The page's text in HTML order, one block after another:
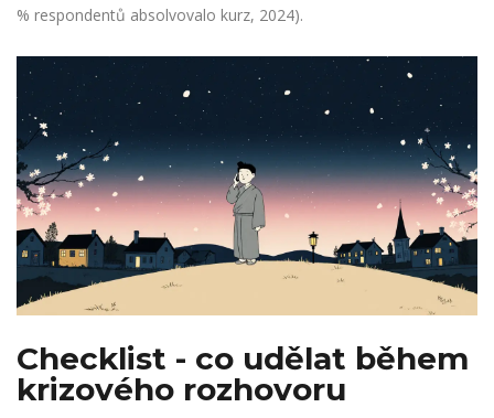
% respondentů absolvovalo kurz, 2024).
Checklist - co udělat během
krizového rozhovoru